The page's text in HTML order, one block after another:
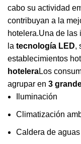
cabo su actividad
contribuyan a la
hotelera.Una de
la tecnología LED,
establecimientos
hoteleraLos
agrupar en 3
Iluminación
Climatización
Caldera de